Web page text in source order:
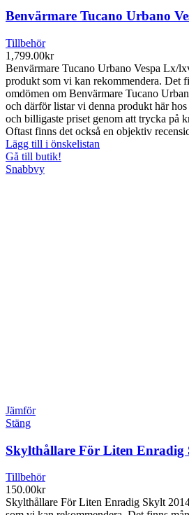
Benvärmare Tucano Urbano
Tillbehör
1,799.00kr
Benvärmare Tucano Urbano Vespa Lx/
produkt som vi kan rekommendera. Det
omdömen om Benvärmare Tucano
och därför listar vi denna produkt här
och billigaste priset genom att trycka på
Oftast finns det också en objektiv
Lägg till i önskelistan
Gå till butik!
Snabbvy
Jämför
Stäng
Skylthållare För Liten Enradig
Tillbehör
150.00kr
Skylthållare För Liten Enradig Skylt